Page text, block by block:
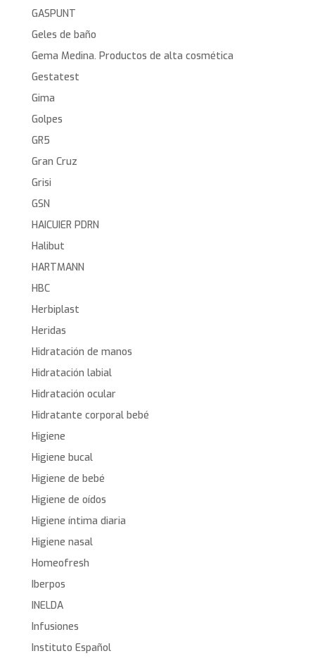
GASPUNT
Geles de baño
Gema Medina. Productos de alta cosmética
Gestatest
Gima
Golpes
GR5
Gran Cruz
Grisi
GSN
HAICUIER PDRN
Halibut
HARTMANN
HBC
Herbiplast
Heridas
Hidratación de manos
Hidratación labial
Hidratación ocular
Hidratante corporal bebé
Higiene
Higiene bucal
Higiene de bebé
Higiene de oídos
Higiene íntima diaria
Higiene nasal
Homeofresh
Iberpos
INELDA
Infusiones
Instituto Español